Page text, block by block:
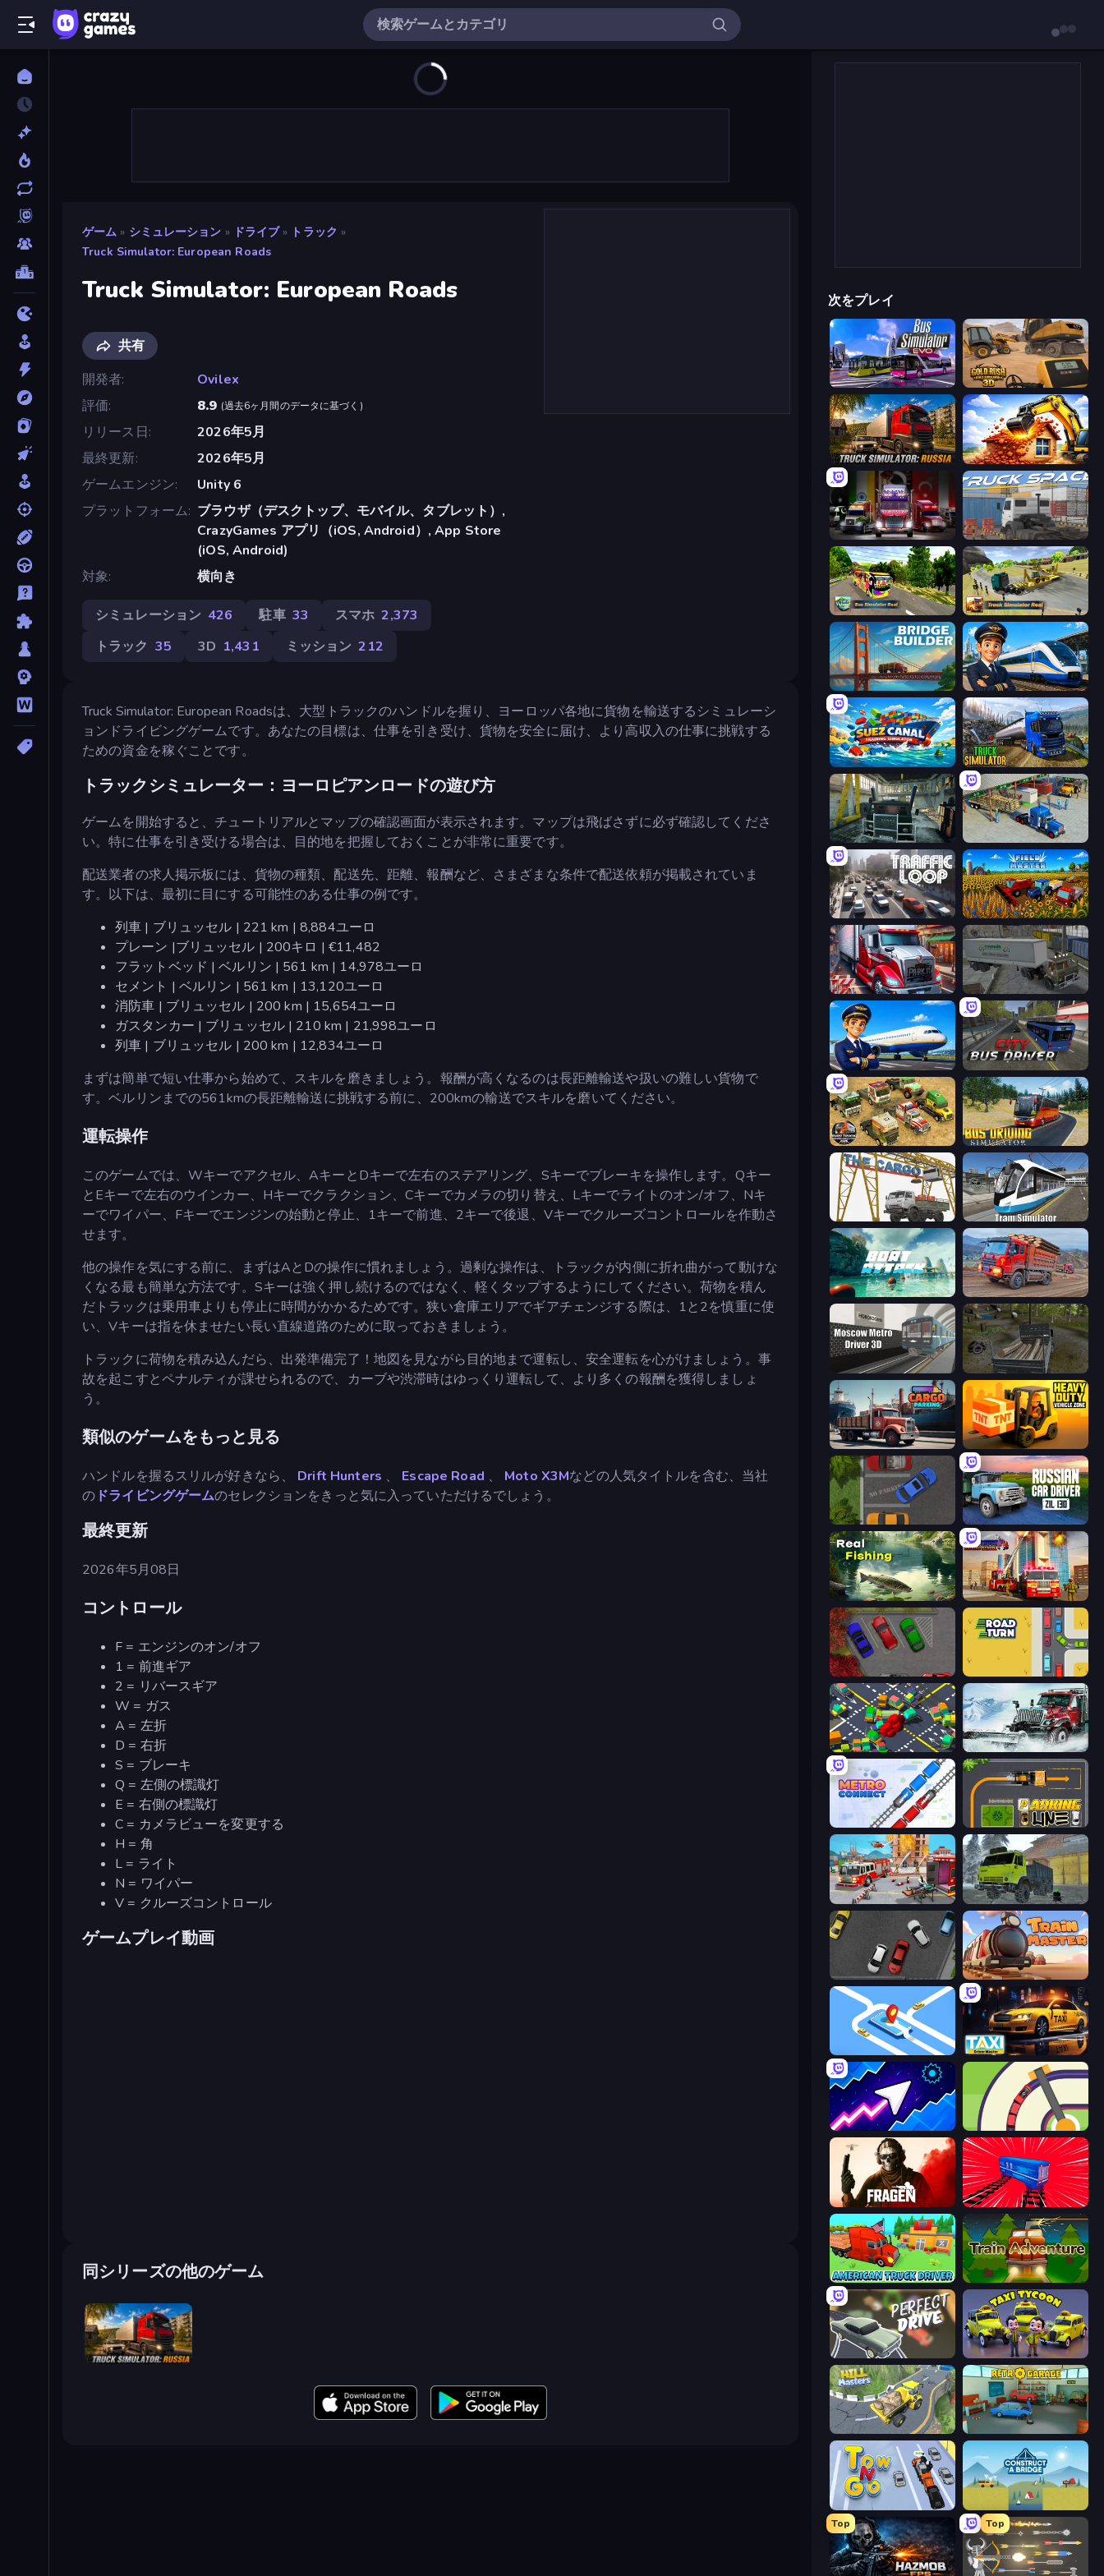
ゲーム » シミュレーション » ドライブ » トラック »
Truck Simulator: European Roads
Truck Simulator: European Roads
共有
開発者
Ovilex
評価
8.9 (過去6ヶ月間のデータに基づく )
リリース日
2026年5月
最終更新
2026年5月
ゲームエンジン
Unity 6
プラットフォーム ブラウザ（デスクトップ、モバイル、タブレット）,
CrazyGames アプリ（iOS, Android）, App Store
(iOS, Android)
対象
横向き
シミュレーション 426 駐車 33 スマホ 2,373
トラック 35 3D 1,431 ミッション 212
Truck Simulator: European Roadsは、大型トラックのハンドルを握り、ヨーロッパ各地に貨物を輸送するシミュレーシ
ョンドライビングゲームです。あなたの目標は、仕事を引き受け、貨物を安全に届け、より高収入の仕事に挑戦する
ための資金を稼ぐことです。
トラックシミュレーター：ヨーロピアンロードの遊び方
ゲームを開始すると、チュートリアルとマップの確認画面が表示されます。マップは飛ばさずに必ず確認してくださ
い。特に仕事を引き受ける場合は、目的地を把握しておくことが非常に重要です。
配送業者の求人掲示板には、貨物の種類、配送先、距離、報酬など、さまざまな条件で配送依頼が掲載されていま
す。以下は、最初に目にする可能性のある仕事の例です。
列車 | ブリュッセル | 221 km | 8,884ユーロ
プレーン |ブリュッセル | 200キロ | €11,482
フラットベッド | ベルリン | 561 km | 14,978ユーロ
セメント | ベルリン | 561 km | 13,120ユーロ
消防車 | ブリュッセル | 200 km | 15,654ユーロ
ガスタンカー | ブリュッセル | 210 km | 21,998ユーロ
列車 | ブリュッセル | 200 km | 12,834ユーロ
まずは簡単で短い仕事から始めて、スキルを磨きましょう。報酬が高くなるのは長距離輸送や扱いの難しい貨物で
す。ベルリンまでの561kmの長距離輸送に挑戦する前に、200kmの輸送でスキルを磨いてください。
運転操作
このゲームでは、Wキーでアクセル、AキーとDキーで左右のステアリング、Sキーでブレーキを操作します。Qキー
とEキーで左右のウインカー、Hキーでクラクション、Cキーでカメラの切り替え、Lキーでライトのオン/オフ、Nキ
ーでワイパー、Fキーでエンジンの始動と停止、1キーで前進、2キーで後退、Vキーでクルーズコントロールを作動さ
せます。
他の操作を気にする前に、まずはAとDの操作に慣れましょう。過剰な操作は、トラックが内側に折れ曲がって動けな
くなる最も簡単な方法です。Sキーは強く押し続けるのではなく、軽くタップするようにしてください。荷物を積ん
だトラックは乗用車よりも停止に時間がかかるためです。狭い倉庫エリアでギアチェンジする際は、1と2を慎重に使
い、Vキーは指を休ませたい長い直線道路のために取っておきましょう。
トラックに荷物を積み込んだら、出発準備完了！地図を見ながら目的地まで運転し、安全運転を心がけましょう。事
故を起こすとペナルティが課せられるので、カーブや渋滞時はゆっくり運転して、より多くの報酬を獲得しましょ
う。
類似のゲームをもっと見る
ハンドルを握るスリルが好きなら、 Drift Hunters 、 Escape Road 、 Moto X3Mなどの人気タイトルを含む、当社
の ドライビングゲームのセレクションをきっと気に入っていただけるでしょう。
最終更新
2026年5月08日
コントロール
F = エンジンのオン/オフ
1 = 前進ギア
2 = リバースギア
W = ガス
A = 左折
D = 右折
S = ブレーキ
Q = 左側の標識灯
E = 右側の標識灯
C = カメラビューを変更する
H = 角
L = ライト
N = ワイパー
V = クルーズコントロール
ゲームプレイ動画
同シリーズの他のゲーム
Truck Simulator: Russia
次をプレイ
Bus Simulator: EVO Gold Rush: Gold Simulator 3D
Truck Simulator: Russia City Constructor
Big Euro Truck Driving Truck Space
Bus Simulator Real Truck Simulator Real
Bridge Builder Idle Train Empire Tycoon
Suez Canal Training Simulator Truck Driving Simulator Game
Kamaz Truck Driver Offroad Cargo Transport Truck
Traffic Loop Field Master
Just Park It 12 Russian Kamaz Truck Driver
Idle Airport Tycoon City Bus Driver
Euro Truck Driving Simulator 2025 Bus Driving Simulator
The Cargo Tram Simulator
Boat Attack Cargo Truck Driver Simulator
Russian Delivery Club Baikal
Cargo Truck Parking
Parking Space Russian Car Driver ZIL 130
Real Fishing Simulator Fire Truck Driving School
OK Parking
Slightly Annoying Traffic Snow Plow Truck
Metro Connect Parking Line
Fireman 2024 Taiga Car Driver
Time to Park Train Master
Drive Taxi Taxi Driver: Master
Space Waves Crazy Train Snake
Fragen Train Drift
American Truck Driver Train Adventure
Perfect Drive Taxi Tycoon: Idle Business
Hill Masters
Tow N Go Construct a Bridge
Top Top